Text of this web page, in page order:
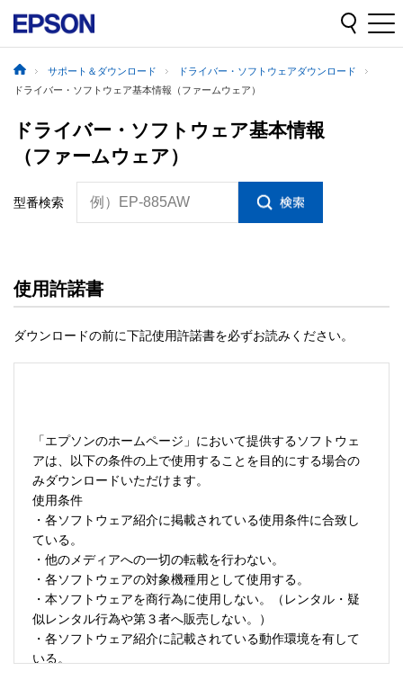
サポート＆ダウンロード
ドライバー・ソフトウェアダウンロード
ドライバー・ソフトウェア基本情報（ファームウェア）
ドライバー・ソフトウェア基本情報
（ファームウェア）
型番検索 例）EP-885AW
使用許諾書
ダウンロードの前に下記使用許諾書を必ずお読みください。
「エプソンのホームページ」において提供するソフトウェ
アは、以下の条件の上で使用することを目的にする場合の
みダウンロードいただけます。
使用条件
・各ソフトウェア紹介に掲載されている使用条件に合致し
ている。
・他のメディアへの一切の転載を行わない。
・各ソフトウェアの対象機種用として使用する。
・本ソフトウェアを商行為に使用しない。（レンタル・疑
似レンタル行為や第３者へ販売しない。）
・各ソフトウェア紹介に記載されている動作環境を有して
いる。